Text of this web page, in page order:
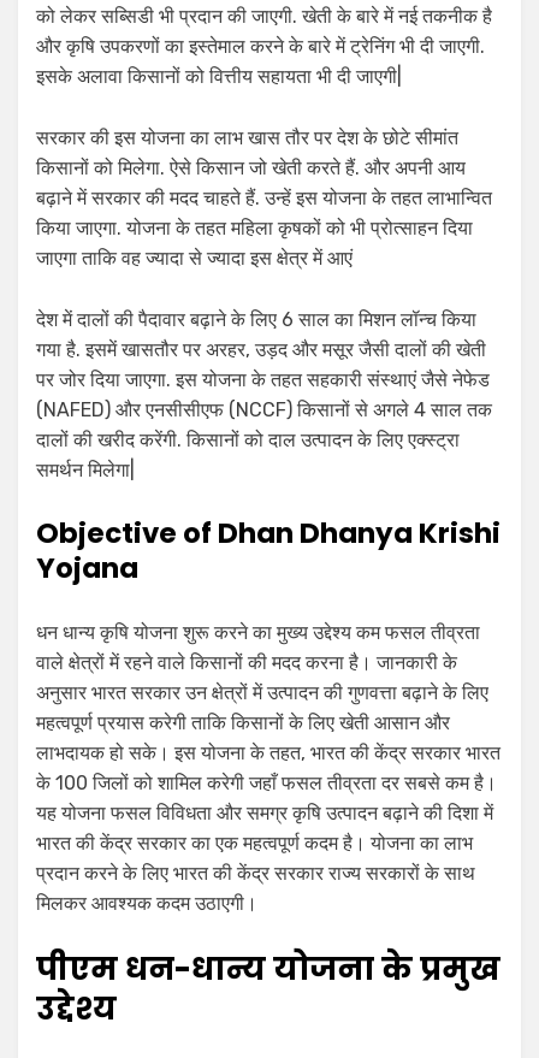
को लेकर सब्सिडी भी प्रदान की जाएगी. खेती के बारे में नई तकनीक है
और कृषि उपकरणों का इस्तेमाल करने के बारे में ट्रेनिंग भी दी जाएगी.
इसके अलावा किसानों को वित्तीय सहायता भी दी जाएगी|
सरकार की इस योजना का लाभ खास तौर पर देश के छोटे सीमांत
किसानों को मिलेगा. ऐसे किसान जो खेती करते हैं. और अपनी आय
बढ़ाने में सरकार की मदद चाहते हैं. उन्हें इस योजना के तहत लाभान्वित
किया जाएगा. योजना के तहत महिला कृषकों को भी प्रोत्साहन दिया
जाएगा ताकि वह ज्यादा से ज्यादा इस क्षेत्र में आएं
देश में दालों की पैदावार बढ़ाने के लिए 6 साल का मिशन लॉन्च किया
गया है. इसमें खासतौर पर अरहर, उड़द और मसूर जैसी दालों की खेती
पर जोर दिया जाएगा. इस योजना के तहत सहकारी संस्थाएं जैसे नेफेड
(NAFED) और एनसीसीएफ (NCCF) किसानों से अगले 4 साल तक
दालों की खरीद करेंगी. किसानों को दाल उत्पादन के लिए एक्स्ट्रा
समर्थन मिलेगा|
Objective of Dhan Dhanya Krishi
Yojana
धन धान्य कृषि योजना शुरू करने का मुख्य उद्देश्य कम फसल तीव्रता
वाले क्षेत्रों में रहने वाले किसानों की मदद करना है। जानकारी के
अनुसार भारत सरकार उन क्षेत्रों में उत्पादन की गुणवत्ता बढ़ाने के लिए
महत्वपूर्ण प्रयास करेगी ताकि किसानों के लिए खेती आसान और
लाभदायक हो सके। इस योजना के तहत, भारत की केंद्र सरकार भारत
के 100 जिलों को शामिल करेगी जहाँ फसल तीव्रता दर सबसे कम है।
यह योजना फसल विविधता और समग्र कृषि उत्पादन बढ़ाने की दिशा में
भारत की केंद्र सरकार का एक महत्वपूर्ण कदम है। योजना का लाभ
प्रदान करने के लिए भारत की केंद्र सरकार राज्य सरकारों के साथ
मिलकर आवश्यक कदम उठाएगी।
पीएम धन-धान्य योजना के प्रमुख
उद्देश्य